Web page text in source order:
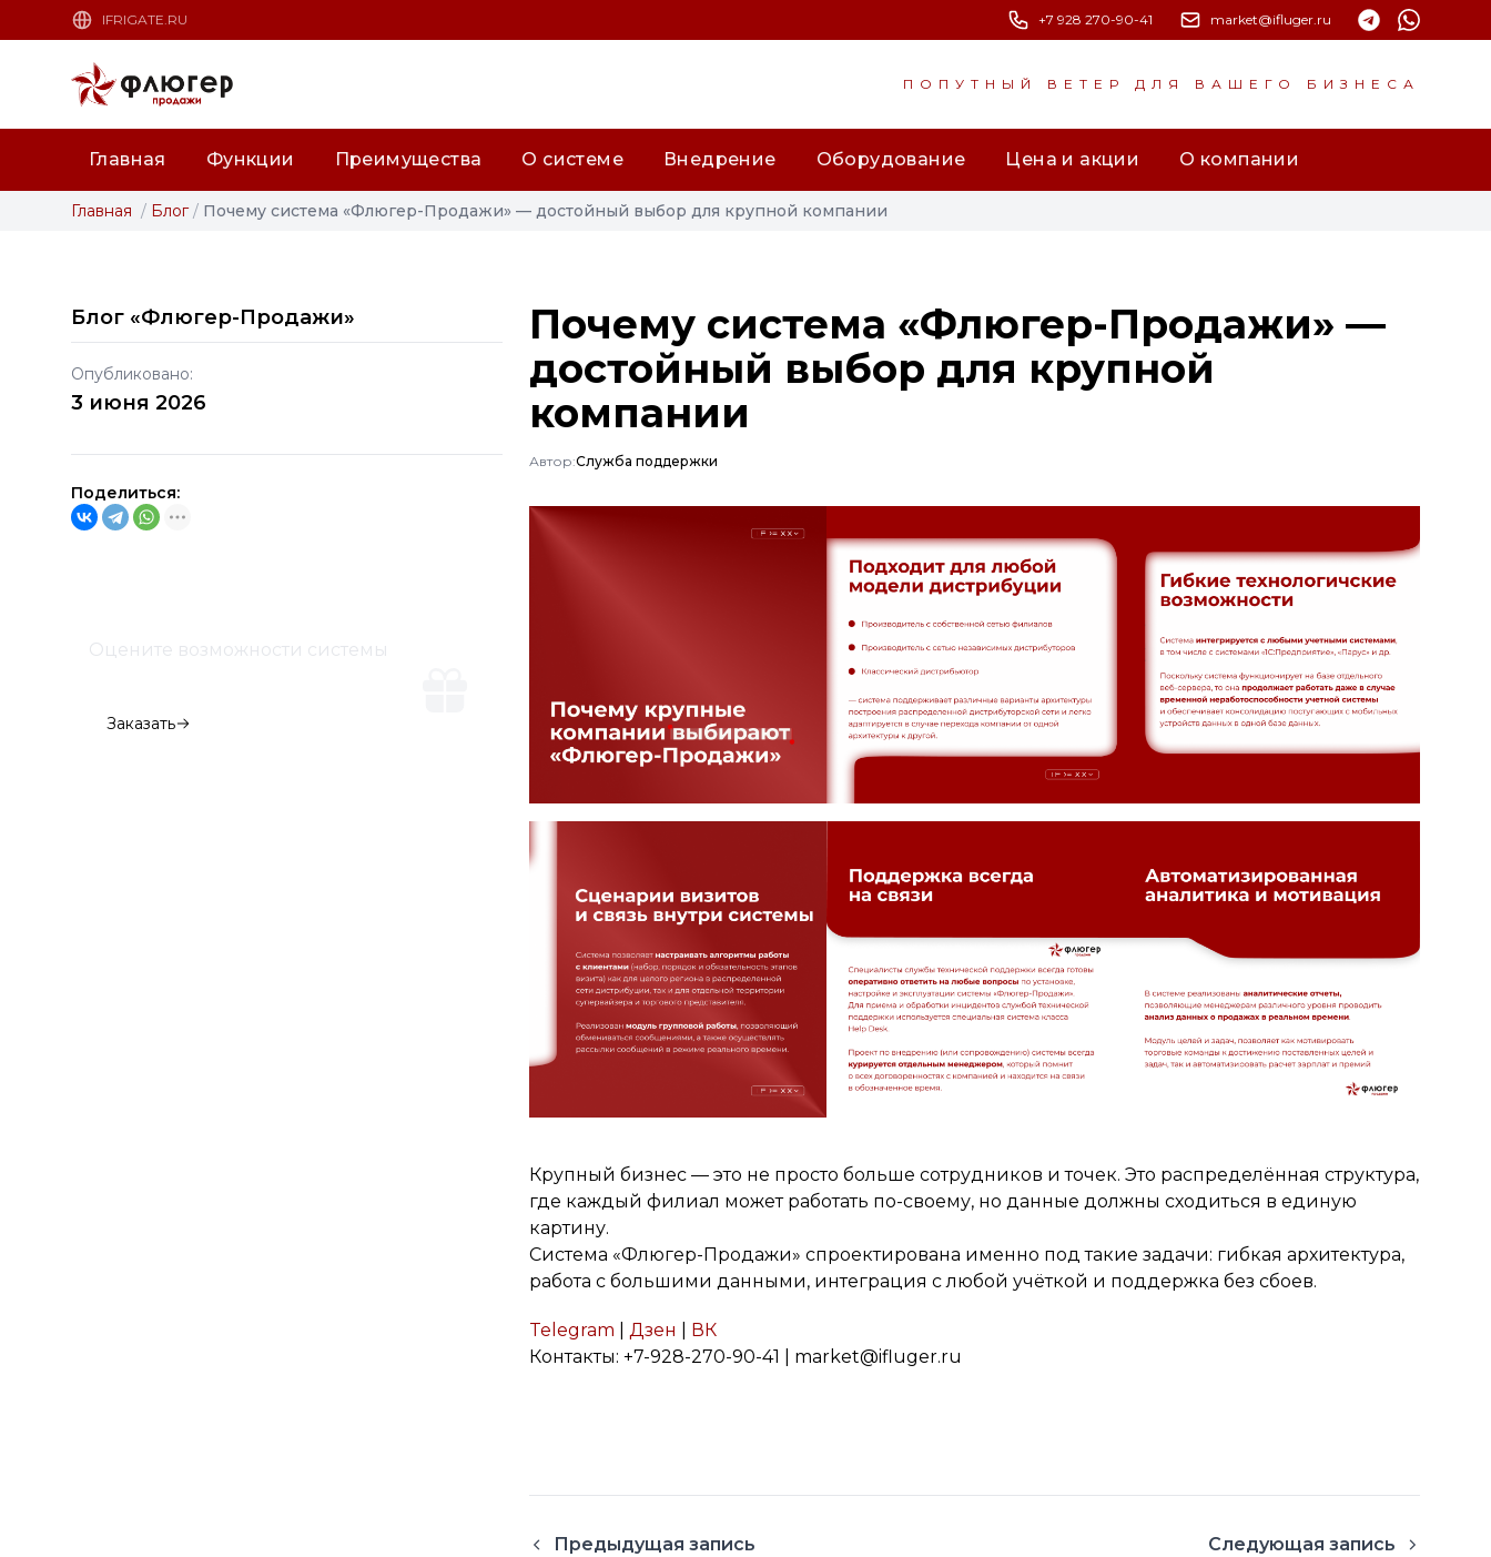
IFRIGATE.RU +7 928 270-90-41 market@ifluger.ru
ПОПУТНЫЙ ВЕТЕР ДЛЯ ВАШЕГО БИЗНЕСА
Главная Функции Преимущества О системе Внедрение Оборудование Цена и акции О компании
Главная / Блог / Почему система «Флюгер-Продажи» — достойный выбор для крупной компании
Блог «Флюгер-Продажи»
Опубликовано:
3 июня 2026
Поделиться:
Оцените возможности системы
Заказать
Почему система «Флюгер-Продажи» —
достойный выбор для крупной
компании
Автор:Служба поддержки
Крупный бизнес — это не просто больше сотрудников и точек. Это распределённая структура,
где каждый филиал может работать по-своему, но данные должны сходиться в единую
картину.
Система «Флюгер-Продажи» спроектирована именно под такие задачи: гибкая архитектура,
работа с большими данными, интеграция с любой учёткой и поддержка без сбоев.
Telegram |Дзен
ВК
Контакты: +7-928-270-90-41 | market@ifluger.ru
Предыдущая запись Следующая запись